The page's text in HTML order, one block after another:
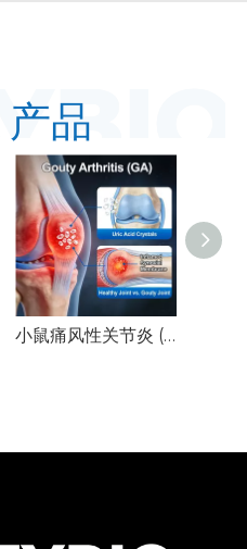
产品
小鼠痛风性关节炎 (GA) 模型